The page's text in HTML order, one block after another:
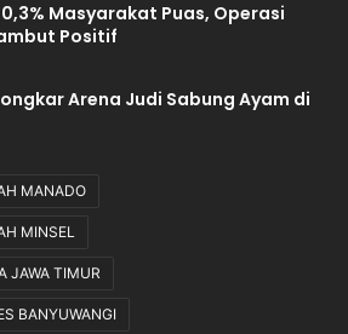
Masyarakat Puas, Operasi
Positif
Arena Judi Sabung Ayam di
MANADO
MINSEL
JAWA TIMUR
BANYUWANGI